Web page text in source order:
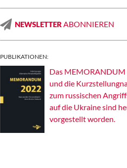
NEWSLETTER ABONNIEREN
PUBLIKATIONEN:
Das MEMORANDUM
und die
zum russischen
auf die Ukraine sind
vorgestellt worden.